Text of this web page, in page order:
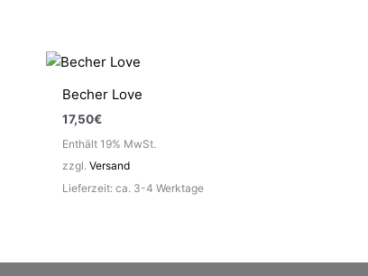
Becher Love
17,50€
Enthält 19% MwSt.
zzgl. Versand
Lieferzeit: ca. 3-4 Werktage